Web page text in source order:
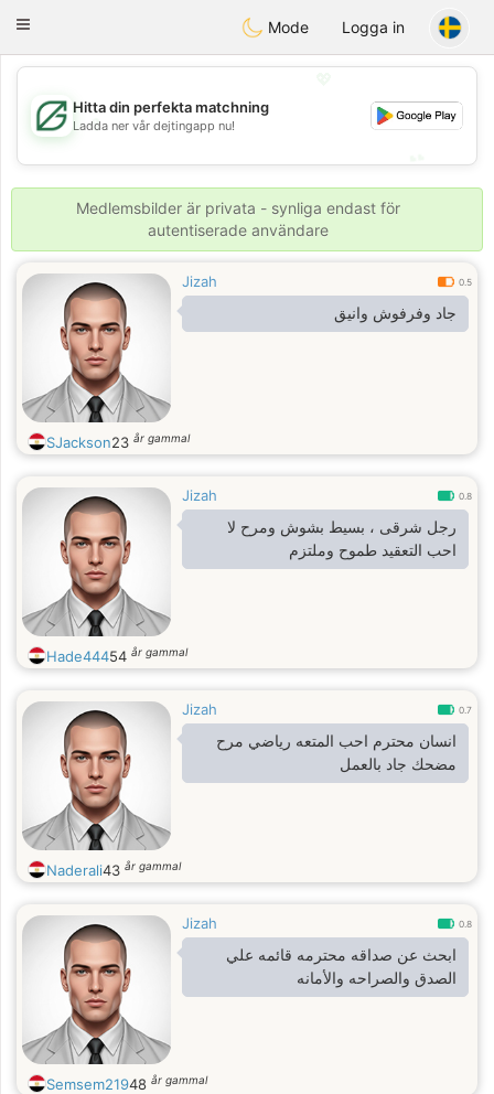
GulfDating
Toggle
Mode Logga in
💖
💕
Hitta din perfekta matchning
Ladda ner vår dejtingapp nu!
Medlemsbilder är privata - synliga endast för
autentiserade användare
Jizah 0.5
جاد وفرفوش وانيق
SJackson23 år gammal
Jizah 0.8
رجل شرقى ، بسيط بشوش ومرح لا
احب التعقيد طموح وملتزم
Hade44454 år gammal
Jizah 0.7
انسان محترم احب المتعه رياضي مرح
مضحك جاد بالعمل
Naderali43 år gammal
Jizah 0.8
ابحث عن صداقه محترمه قائمه علي
الصدق والصراحه والأمانه
Semsem21948 år gammal